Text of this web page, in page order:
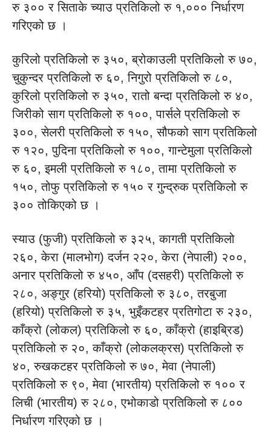
रु ३०० र सिताके च्याउ प्रतिकिलो रु १,००० निर्धारण
गरिएको छ ।
कुरिलो प्रतिकिलो रु ३५०, ब्रोकाउली प्रतिकिलो रु ७०,
चुकुन्दर प्रतिकिलो रु ६०, निगुरो प्रतिकिलो रु ८०,
कुरिलो प्रतिकिलो रु ३५०, रातो बन्दा प्रतिकिलो रु ४०,
जिरीको साग प्रतिकिलो रु १००, पार्सले प्रतिकिलो रु
३००, सेलरी प्रतिकिलो रु १५०, सौफको साग प्रतिकिलो
रु १२०, पुदिना प्रतिकिलो रु १००, गान्टेमुला प्रतिकिलो
रु ६०, इमली प्रतिकिलो रु १८०, तामा प्रतिकिलो रु
१५०, तोफु प्रतिकिलो रु १५० र गुन्द्रुक प्रतिकिलो रु
३०० तोकिएको छ ।
स्याउ (फुजी) प्रतिकिलो रु ३२५, कागती प्रतिकिलो
२६०, केरा (मालभोग) दर्जन २२०, केरा (नेपाली) २००,
अनार प्रतिकिलो रु ४५०, आँप (दसहरी) प्रतिकिलो रु
२८०, अङ्गुर (हरियो) प्रतिकिलो रु ३८०, तरबुजा
(हरियो) प्रतिकिलो रु ३५, भुइँकटहर प्रतिगोटा रु २३०,
काँक्रो (लोकल) प्रतिकिलो रु ६०, काँक्रो (हाइब्रिड)
प्रतिकिलो रु २०, काँक्रो (लोकलक्रस) प्रतिकिलो रु
४०, रुखकटहर प्रतिकिलो रु ७०, मेवा (नेपाली)
प्रतिकिलो रु ९०, मेवा (भारतीय) प्रतिकिलो रु १०० र
लिची (भारतीय) रु २८०, एभोकाडो प्रतिकिलो रु ८००
निर्धारण गरिएको छ ।